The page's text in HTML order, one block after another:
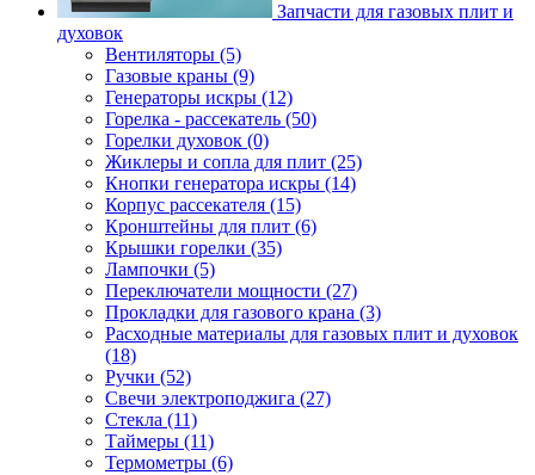
Запчасти для газовых плит и
духовок
Вентиляторы (5)
Газовые краны (9)
Генераторы искры (12)
Горелка - рассекатель (50)
Горелки духовок (0)
Жиклеры и сопла для плит (25)
Кнопки генератора искры (14)
Корпус рассекателя (15)
Кронштейны для плит (6)
Крышки горелки (35)
Лампочки (5)
Переключатели мощности (27)
Прокладки для газового крана (3)
Расходные материалы для газовых плит и духовок
(18)
Ручки (52)
Свечи электроподжига (27)
Стекла (11)
Таймеры (11)
Термометры (6)